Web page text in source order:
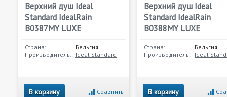
Верхний душ Ideal
Standard IdealRain
B0387MY LUXE
Страна:
Бельгия
Производитель: Ideal Standard
В корзину Сравнить
Верхний душ Ideal
Standard IdealRain
B0388MY LUXE
Страна:
Бельгия
Производитель: Ideal
В корзину